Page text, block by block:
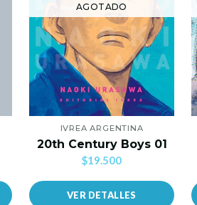
AGOTADO
IVREA ARGENTINA
20th Century Boys 01
$19.500
VER DETALLES